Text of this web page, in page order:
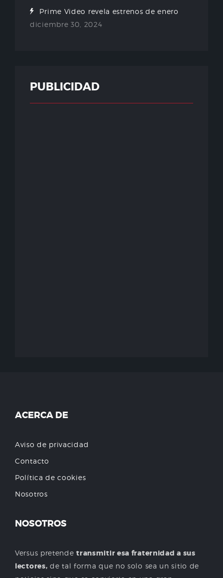
Prime Video revela estrenos de enero
diciembre 30, 2024
PUBLICIDAD
ACERCA DE
Aviso de privacidad
Contacto
Política de cookies
Nosotros
NOSOTROS
Versus pretendetransmitir esa fraternidad a sus
lectores, de tal forma que no solo sea un sitio de